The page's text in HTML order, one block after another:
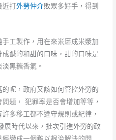
近打外勞仲介敗眾多好手，得到
工製作，用在來米磨成米漿加
鹹的和甜的口味，甜的口味是
黑糖香氣。
呢，政府又該如何管控外勞的
題， 犯罪率是否會增加等等，
多移工都不遵守規則或紀律，
展時代以來，批次引進外勞的政
變成一個難以根治解決的問